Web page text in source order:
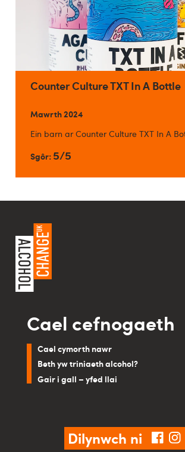
Counter Culture TXT In A Bottle
Mawrth 2024
Ein barn ar Counter Culture TXT In A
Sgôr: 5/5
Cael cefnogaeth
Cael cymorth nawr
Beth yw triniaeth alcohol?
Gair i gall – yfed llai
Dilynwch ni